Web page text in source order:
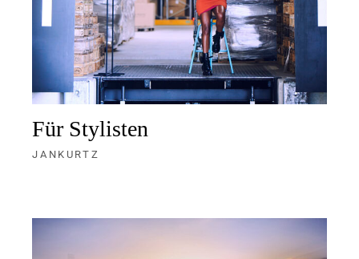
Für Stylisten
JANKURTZ